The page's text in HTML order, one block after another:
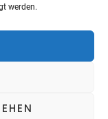
werden.